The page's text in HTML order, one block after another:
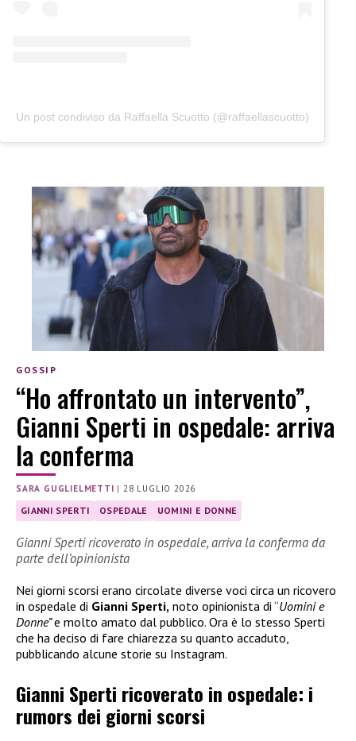
Un post condiviso da Raffaella Scuotto (@raffaellascuotto)
GOSSIP
“Ho affrontato un intervento”,
Gianni Sperti in ospedale: arriva
la conferma
SARA GUGLIELMETTI | 28 LUGLIO 2026
GIANNI SPERTI OSPEDALE UOMINI E DONNE
Gianni Sperti ricoverato in ospedale, arriva la conferma da
parte dell’opinionista
Nei giorni scorsi erano circolate diverse voci circa un ricovero
in ospedale di Gianni Sperti, noto opinionista di “Uomini e
Donne”e molto amato dal pubblico. Ora è lo stesso Sperti
che ha deciso di fare chiarezza su quanto accaduto,
pubblicando alcune storie su Instagram.
Gianni Sperti ricoverato in ospedale: i
rumors dei giorni scorsi